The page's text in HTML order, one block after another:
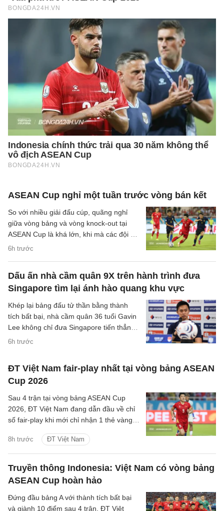
ASEAN Cup nghỉ một tuần trước vòng bán kết
6h trước
So với nhiều giải đấu cúp, quãng nghỉ
giữa vòng bảng và vòng knock-out tại
ASEAN Cup là khá lớn, khi mà các đội sẽ
có quãng nghỉ lên tới một tuần cho các
Dấu ấn nhà cầm quân 9X trên hành trình đưa
Singapore tìm lại ánh hào quang khu vực
6h trước
Khép lại bảng đấu tử thần bằng thành
tích bất bại, nhà cầm quân 36 tuổi Gavin
Lee không chỉ đưa Singapore tiến thẳng
vào bán kết ASEAN Cup 2026, mà còn
nhất khu vực.
ĐT Việt Nam fair-play nhất tại vòng bảng ASEAN
Cup 2026
8h trước ĐT Việt Nam
Sau 4 trận tại vòng bảng ASEAN Cup
2026, ĐT Việt Nam đang dẫn đầu về chỉ
số fair-play khi mới chỉ nhận 1 thẻ vàng
Truyền thông Indonesia: Việt Nam có vòng bảng
ASEAN Cup hoàn hảo
Đứng đầu bảng A với thành tích bất bại
và giành 10 điểm sau 4 trận, ĐT Việt